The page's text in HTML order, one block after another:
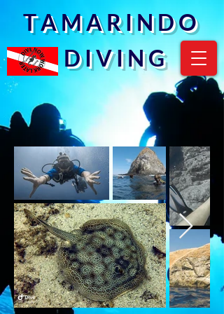
T A M A R I N D O
D I V I N G